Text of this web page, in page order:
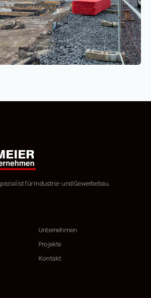
für Industrie- und Gewerbebau.
Unternehmen
Projekte
Kontakt